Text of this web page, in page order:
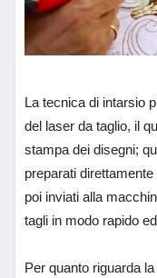
La tecnica di intarsio
del laser da taglio, il
stampa dei disegni;
preparati
poi inviati alla
tagli in modo rapido
Per quanto riguarda